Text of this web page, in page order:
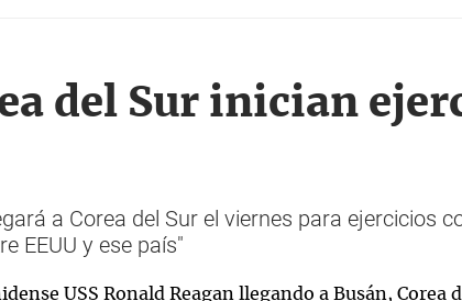
del Sur inician
a Corea del Sur el viernes para ejercicios
EEUU y ese país"